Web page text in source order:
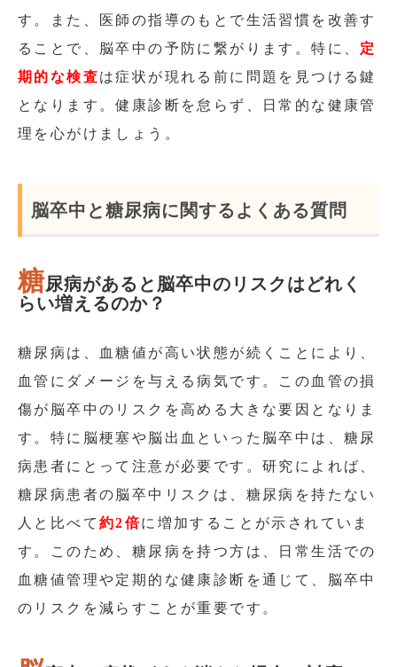
す。また、医師の指導のもとで生活習慣を改善す
ることで、脳卒中の予防に繋がります。特に、 定
期的な検査は症状が現れる前に問題を見つける鍵
となります。健康診断を怠らず、日常的な健康管
理を心がけましょう。
脳卒中と糖尿病に関するよくある質問
糖尿病があると脳卒中のリスクはどれく
らい増えるのか？
糖尿病は、血糖値が高い状態が続くことにより、
血管にダメージを与える病気です。この血管の損
傷が脳卒中のリスクを高める大きな要因となりま
す。特に脳梗塞や脳出血といった脳卒中は、糖尿
病患者にとって注意が必要です。研究によれば、
糖尿病患者の脳卒中リスクは、糖尿病を持たない
人と比べて 約2倍に増加することが示されていま
す。このため、糖尿病を持つ方は、日常生活での
血糖値管理や定期的な健康診断を通じて、脳卒中
のリスクを減らすことが重要です。